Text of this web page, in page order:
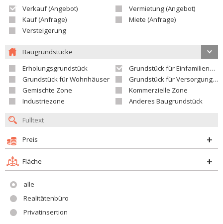
Verkauf (Angebot)
Vermietung (Angebot)
Kauf (Anfrage)
Miete (Anfrage)
Versteigerung
Baugrundstücke
Erholungsgrundstück
Grundstück für Einfamilienhäuser
Grundstück für Wohnhäuser
Grundstück für Versorgungseinrichtungen
Gemischte Zone
Kommerzielle Zone
Industriezone
Anderes Baugrundstück
Preis
Fläche
alle
Realitätenbüro
Privatinsertion